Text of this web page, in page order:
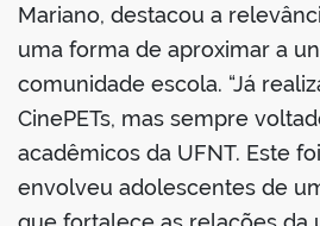
Mariano, destacou a
uma forma de aproximar a
comunidade escola. “Já
CinePETs, mas sempre
acadêmicos da UFNT. Este
envolveu adolescentes de